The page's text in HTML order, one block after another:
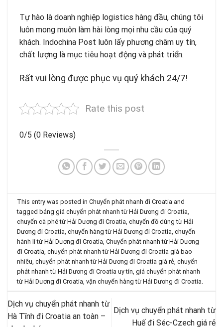
Tự hào là doanh nghiệp logistics hàng đầu, chúng tôi
luôn mong muôn làm hài lòng mọi nhu cầu của quý
khách. Indochina Post luôn lấy phương châm uy tín,
chất lượng là mục tiêu hoạt động và phát triển.
Rất vui lòng được phục vụ quý khách 24/7!
Rate this post
0/5 (0 Reviews)
This entry was posted inChuyển phát nhanh đi Croatia and
tagged bảng giá chuyển phát nhanh từ Hải Dương đi Croatia,
chuyển cà phê từ Hải Dương đi Croatia,chuyển đồ dùng từ Hải
Dương đi Croatia,chuyển hàng từ Hải Dương đi Croatia,chuyển
hành lí từ Hải Dương đi Croatia,Chuyển phát nhanh từ Hải Dương
đi Croatia,chuyển phát nhanh từ Hải Dương đi Croatia giá bao
nhiêu,chuyển phát nhanh từ Hải Dương đi Croatia giá rẻ,chuyển
phát nhanh từ Hải Dương đi Croatia uy tín,giá chuyển phát nhanh
từ Hải Dương đi Croatia,vận chuyển hàng từ Hải Dương đi Croatia.
Dịch vụ chuyển phát nhanh từ
Hà Tĩnh đi Croatia an toàn –
Dịch vụ chuyển phát nhanh từ
Huế đi Séc-Czech giá rẻ